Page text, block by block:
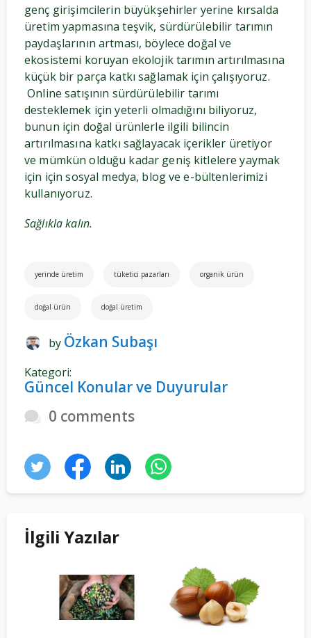
genç girişimcilerin büyükşehirler yerine kırsalda
üretim yapmasına teşvik, sürdürülebilir tarımın
paydaşlarının artması, böylece doğal ve
ekosistemi koruyan ekolojik tarımın artırılmasına
küçük bir parça katkı sağlamak için çalışıyoruz.
Online satışının sürdürülebilir tarımı
desteklemek için yeterli olmadığını biliyoruz,
bunun için doğal ürünlerle ilgili bilincin
artırılmasına katkı sağlayacak içerikler üretiyor
ve mümkün olduğu kadar geniş kitlelere yaymak
için için sosyal medya, blog ve e-bültenlerimizi
kullanıyoruz.
Sağlıkla kalın.
yerinde üretim tüketici pazarları organik ürün
doğal ürün doğal üretim
by Özkan Subaşı
Kategori:
Güncel Konular ve Duyurular
0 comments
İlgili Yazılar